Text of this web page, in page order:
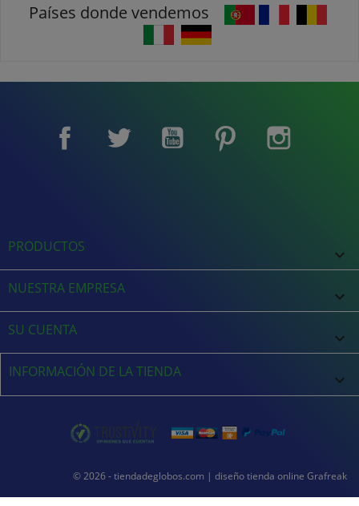
Países donde vendemos
Facebook Twitter YouTube Pinterest
PRODUCTOS 
NUESTRA EMPRESA 
SU CUENTA 
INFORMACIÓN DE LA TIENDA keyboard_arrow_down
© 2026 - tiendadeglobos.com | diseño tienda online Grafreak